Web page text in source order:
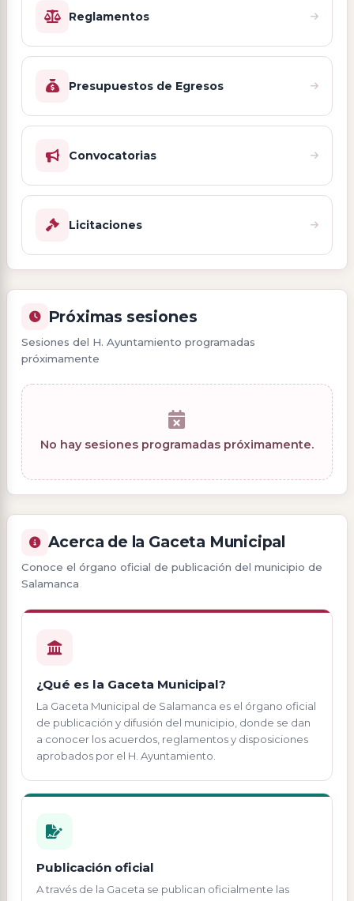
Reglamentos
Presupuestos de Egresos
Convocatorias
Licitaciones
Próximas sesiones
Sesiones del H. Ayuntamiento programadas
próximamente
No hay sesiones programadas próximamente.
Acerca de la Gaceta Municipal
Conoce el órgano oficial de publicación del municipio de
Salamanca
¿Qué es la Gaceta Municipal?
La Gaceta Municipal de Salamanca es el órgano oficial
de publicación y difusión del municipio, donde se dan
a conocer los acuerdos, reglamentos y disposiciones
aprobados por el H. Ayuntamiento.
Publicación oficial
A través de la Gaceta se publican oficialmente las